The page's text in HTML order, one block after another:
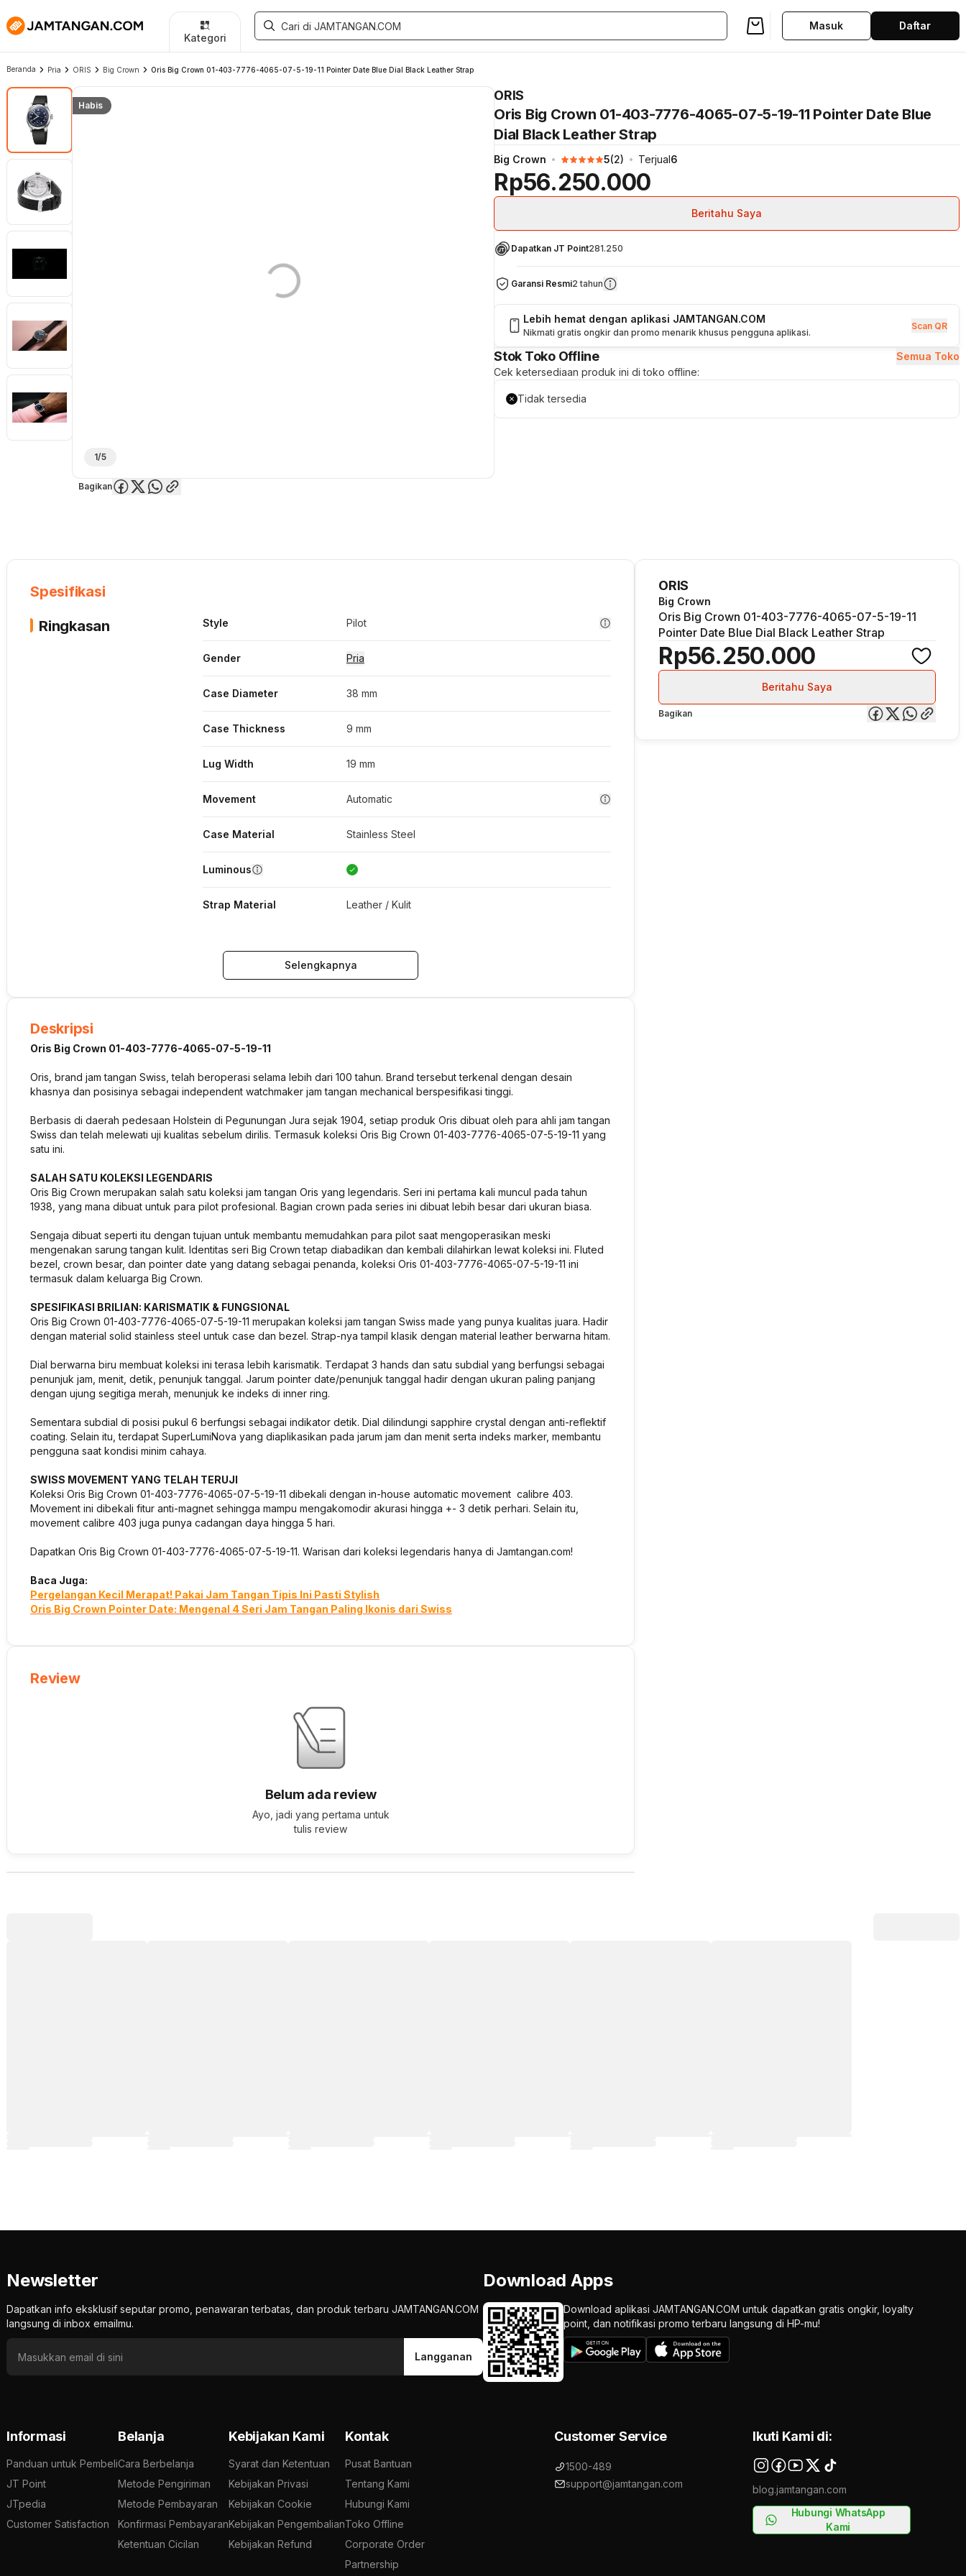
Newsletter
Dapatkan info eksklusif seputar promo, penawaran terbatas, dan produk terbaru JAMTANGAN.COM
langsung di inbox emailmu.
Langganan
Download Apps
Download aplikasi JAMTANGAN.COM untuk dapatkan gratis ongkir, loyalty
point, dan notifikasi promo terbaru langsung di HP-mu!
Informasi
Panduan untuk Pembeli
JT Point
JTpedia
Customer Satisfaction
Belanja
Cara Berbelanja
Metode Pengiriman
Metode Pembayaran
Konfirmasi Pembayaran
Ketentuan Cicilan
Kebijakan Kami
Syarat dan Ketentuan
Kebijakan Privasi
Kebijakan Cookie
Kebijakan Pengembalian
Kebijakan Refund
Kontak
Pusat Bantuan
Tentang Kami
Hubungi Kami
Toko Offline
Corporate Order
Partnership
Customer Service
1500-489
support@jamtangan.com
Ikuti Kami di:
blog.jamtangan.com
Hubungi WhatsApp
Kami
Kategori
Masuk Daftar
Beranda Pria ORIS Big Crown Oris Big Crown 01-403-7776-4065-07-5-19-11 Pointer Date Blue Dial Black Leather Strap
Habis
1/5
Bagikan
ORIS
Oris Big Crown 01-403-7776-4065-07-5-19-11 Pointer Date Blue
Dial Black Leather Strap
Big Crown 5(2) Terjual6
Rp56.250.000
Beritahu Saya
Dapatkan JT Point281.250
Garansi Resmi2 tahun
Lebih hemat dengan aplikasi JAMTANGAN.COM
Nikmati gratis ongkir dan promo menarik khusus pengguna aplikasi.
Scan QR
Stok Toko Offline
Semua Toko
Cek ketersediaan produk ini di toko offline:
Tidak tersedia
Spesifikasi
Ringkasan
Style Pilot
Gender Pria
Case Diameter 38 mm
Case Thickness 9 mm
Lug Width 19 mm
Movement Automatic
Case Material Stainless Steel
Luminous
Strap Material Leather / Kulit
Selengkapnya
Deskripsi
Oris Big Crown 01-403-7776-4065-07-5-19-11
Oris, brand jam tangan Swiss, telah beroperasi selama lebih dari 100 tahun. Brand tersebut terkenal dengan desain
khasnya dan posisinya sebagai independent watchmaker jam tangan mechanical berspesifikasi tinggi.
Berbasis di daerah pedesaan Holstein di Pegunungan Jura sejak 1904, setiap produk Oris dibuat oleh para ahli jam tangan
Swiss dan telah melewati uji kualitas sebelum dirilis. Termasuk koleksi Oris Big Crown 01-403-7776-4065-07-5-19-11 yang
satu ini.
SALAH SATU KOLEKSI LEGENDARIS
Oris Big Crown merupakan salah satu koleksi jam tangan Oris yang legendaris. Seri ini pertama kali muncul pada tahun
1938, yang mana dibuat untuk para pilot profesional. Bagian crown pada series ini dibuat lebih besar dari ukuran biasa.
Sengaja dibuat seperti itu dengan tujuan untuk membantu memudahkan para pilot saat mengoperasikan meski
mengenakan sarung tangan kulit. Identitas seri Big Crown tetap diabadikan dan kembali dilahirkan lewat koleksi ini. Fluted
bezel, crown besar, dan pointer date yang datang sebagai penanda, koleksi Oris 01-403-7776-4065-07-5-19-11 ini
termasuk dalam keluarga Big Crown.
SPESIFIKASI BRILIAN: KARISMATIK & FUNGSIONAL
Oris Big Crown 01-403-7776-4065-07-5-19-11 merupakan koleksi jam tangan Swiss made yang punya kualitas juara. Hadir
dengan material solid stainless steel untuk case dan bezel. Strap-nya tampil klasik dengan material leather berwarna hitam.
Dial berwarna biru membuat koleksi ini terasa lebih karismatik. Terdapat 3 hands dan satu subdial yang berfungsi sebagai
penunjuk jam, menit, detik, penunjuk tanggal. Jarum pointer date/penunjuk tanggal hadir dengan ukuran paling panjang
dengan ujung segitiga merah, menunjuk ke indeks di inner ring.
Sementara subdial di posisi pukul 6 berfungsi sebagai indikator detik. Dial dilindungi sapphire crystal dengan anti-reflektif
coating. Selain itu, terdapat SuperLumiNova yang diaplikasikan pada jarum jam dan menit serta indeks marker, membantu
pengguna saat kondisi minim cahaya.
SWISS MOVEMENT YANG TELAH TERUJI
Koleksi Oris Big Crown 01-403-7776-4065-07-5-19-11 dibekali dengan in-house automatic movement calibre 403.
Movement ini dibekali fitur anti-magnet sehingga mampu mengakomodir akurasi hingga +- 3 detik perhari. Selain itu,
movement calibre 403 juga punya cadangan daya hingga 5 hari.
Dapatkan Oris Big Crown 01-403-7776-4065-07-5-19-11. Warisan dari koleksi legendaris hanya di Jamtangan.com!
Baca Juga:
Pergelangan Kecil Merapat! Pakai Jam Tangan Tipis Ini Pasti Stylish
Oris Big Crown Pointer Date: Mengenal 4 Seri Jam Tangan Paling Ikonis dari Swiss
Review
Belum ada review
Ayo, jadi yang pertama untuk
tulis review
ORIS
Big Crown
Oris Big Crown 01-403-7776-4065-07-5-19-11
Pointer Date Blue Dial Black Leather Strap
Rp56.250.000
Beritahu Saya
Bagikan